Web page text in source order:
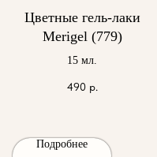
Цветные гель-лаки
Merigel (779)
15 мл.
490 р.
Подробнее